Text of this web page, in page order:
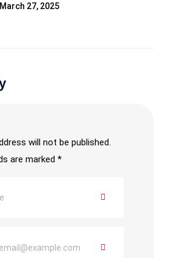
March 27, 2025
will not be published.
are marked *